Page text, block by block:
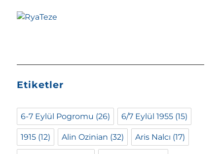
Etiketler
6-7 Eylül Pogromu (26) 6/7 Eylül 1955 (15)
1915 (12) Alin Ozinian (32) Aris Nalcı (17)